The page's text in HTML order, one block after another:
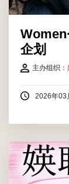
企划
主办组织：
2026年03
2026年